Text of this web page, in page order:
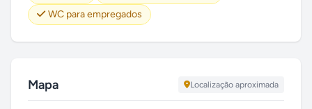
WC para empregados
Mapa Localização aproximada